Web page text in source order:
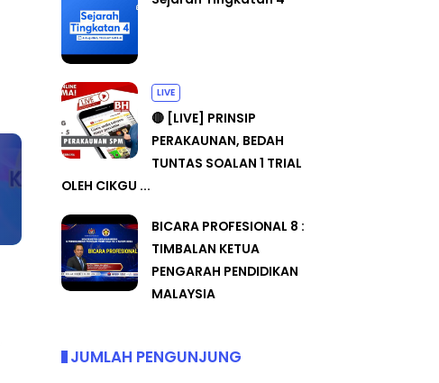
LIVE
🔴 [LIVE] PRINSIP
PERAKAUNAN, BEDAH
TUNTAS SOALAN 1 TRIAL
OLEH CIKGU ...
BICARA PROFESIONAL 8 :
TIMBALAN KETUA
PENGARAH PENDIDIKAN
MALAYSIA
JUMLAH PENGUNJUNG